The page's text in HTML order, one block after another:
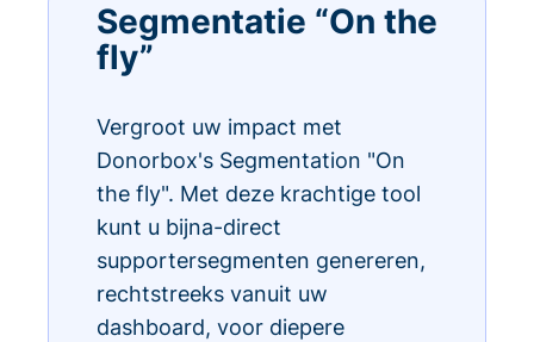
Segmentatie “On the
fly”
Vergroot uw impact met
Donorbox's Segmentation "On
the fly". Met deze krachtige tool
kunt u bijna-direct
supportersegmenten genereren,
rechtstreeks vanuit uw
dashboard, voor diepere